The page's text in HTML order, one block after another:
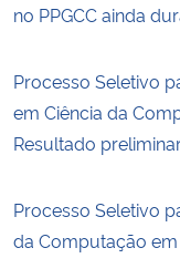
no PPGCC ainda
Processo Seletivo
em Ciência da
Resultado
Processo Seletivo
da Computação em